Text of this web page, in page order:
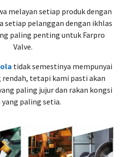
melayan setiap produk dengan
setiap pelanggan dengan ikhlas
paling penting untuk Farpro
Valve.
tidak semestinya mempunyai
rendah, tetapi kami pasti akan
paling jujur ​​dan rakan kongsi
yang paling setia.